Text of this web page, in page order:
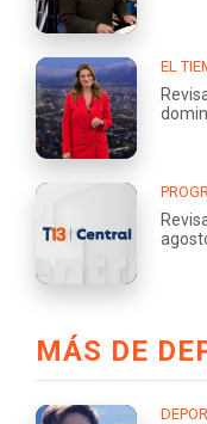
EL
MÁS DE